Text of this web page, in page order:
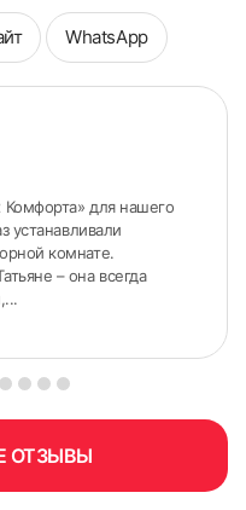
и Рамы (по
и Рамы (по
нижнюю часть
на штапиках.
WhatsApp
для нашего
устанавливали
комнате.
– она всегда
ОТЗЫВЫ